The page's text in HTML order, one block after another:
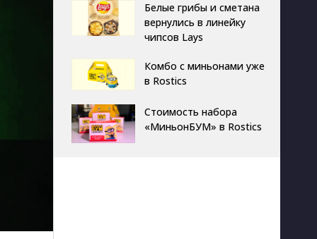
Белые грибы и сметана
вернулись в линейку
чипсов Lays
Комбо с миньонами уже
в Rostics
Стоимость набора
«МиньонБУМ» в Rostics